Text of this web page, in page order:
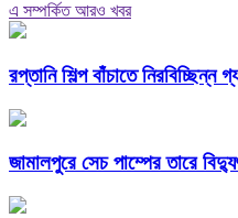
এ সম্পর্কিত আরও খবর
রপ্তানি শিল্প বাঁচাতে নিরবিচ্ছিন্ন
জামালপুরে সেচ পাম্পের তারে